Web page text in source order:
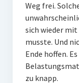
Weg frei.
sich wieder
musste. Und
Ende hoffen.
zu knapp.